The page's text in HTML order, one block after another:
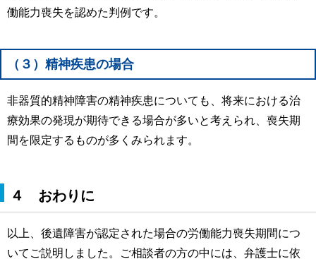
働能力喪失を認めた判例です。
（３）精神疾患の場合
非器質的精神障害の精神疾患についても、将来における治
療効果の発現が期待できる場合が多いと考えられ、喪失期
間を限定するものが多くみられます。
４ おわりに
以上、後遺障害が認定された場合の労働能力喪失期間につ
いてご説明しました。ご相談者の方の中には、弁護士に依